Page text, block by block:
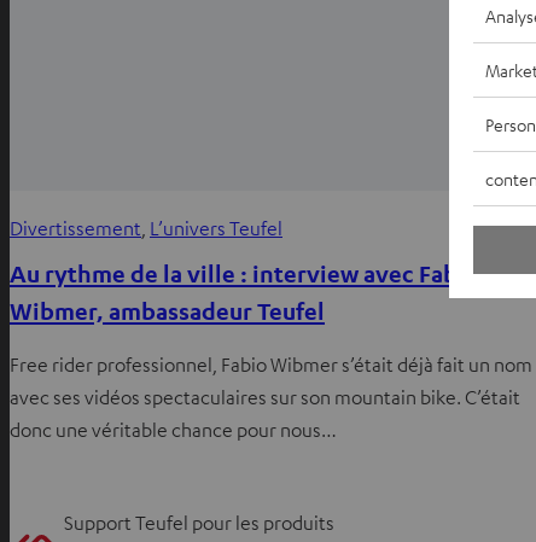
Divertissement, L’univers Teufel
Au rythme de la ville : interview avec Fabio
Wibmer, ambassadeur Teufel
Free rider professionnel, Fabio Wibmer s’était déjà fait un nom
avec ses vidéos spectaculaires sur son mountain bike. C’était
donc une véritable chance pour nous…
Support Teufel pour les produits